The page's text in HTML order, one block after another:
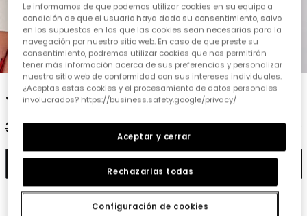
1 2 3 4 5
Jaqueta nen pelfa estampada
35,95 € 17,95 €
Afegir
Le informamos de que podemos utilizar cookies en su equipo a
condición de que el usuario haya dado su consentimiento, salvo
en los supuestos en los que las cookies sean necesarias para la
navegación por nuestro sitio web. En caso de que preste su
consentimiento, podremos utilizar cookies que nos permitirán
tener más información acerca de sus preferencias y personalizar
nuestro sitio web de conformidad con sus intereses individuales.
¿Aceptas estas cookies y el procesamiento de datos personales
involucrados? https://business.safety.google/privacy/
Configuración de cookies
Rechazarlas todas
Aceptar y cerrar